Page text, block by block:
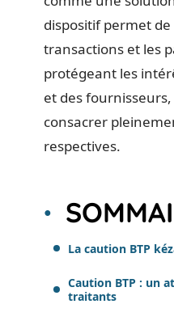
dispositif permet
transactions et les
protégeant les
et des
consacrer
respectives.
La caution BTP
Caution BTP : un
traitants